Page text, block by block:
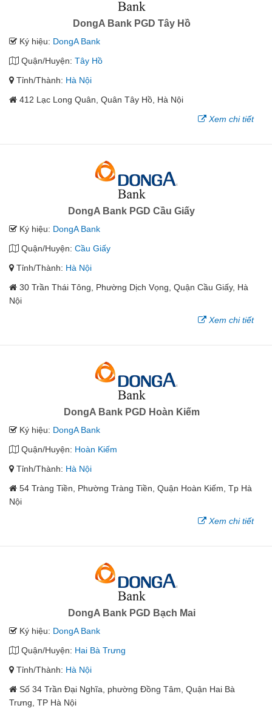
DongA Bank PGD Tây Hồ
Ký hiệu: DongA Bank
Quận/Huyện: Tây Hồ
Tỉnh/Thành: Hà Nội
412 Lạc Long Quân, Quân Tây Hồ, Hà Nội
Xem chi tiết
DongA Bank PGD Cầu Giấy
Ký hiệu: DongA Bank
Quận/Huyện: Cầu Giấy
Tỉnh/Thành: Hà Nội
30 Trần Thái Tông, Phường Dịch Vọng, Quận Cầu Giấy, Hà
Nội
Xem chi tiết
DongA Bank PGD Hoàn Kiếm
Ký hiệu: DongA Bank
Quận/Huyện: Hoàn Kiếm
Tỉnh/Thành: Hà Nội
54 Tràng Tiền, Phường Tràng Tiền, Quận Hoàn Kiếm, Tp Hà
Nội
Xem chi tiết
DongA Bank PGD Bạch Mai
Ký hiệu: DongA Bank
Quận/Huyện: Hai Bà Trưng
Tỉnh/Thành: Hà Nội
Số 34 Trần Đại Nghĩa, phường Đồng Tâm, Quận Hai Bà
Trưng, TP Hà Nội